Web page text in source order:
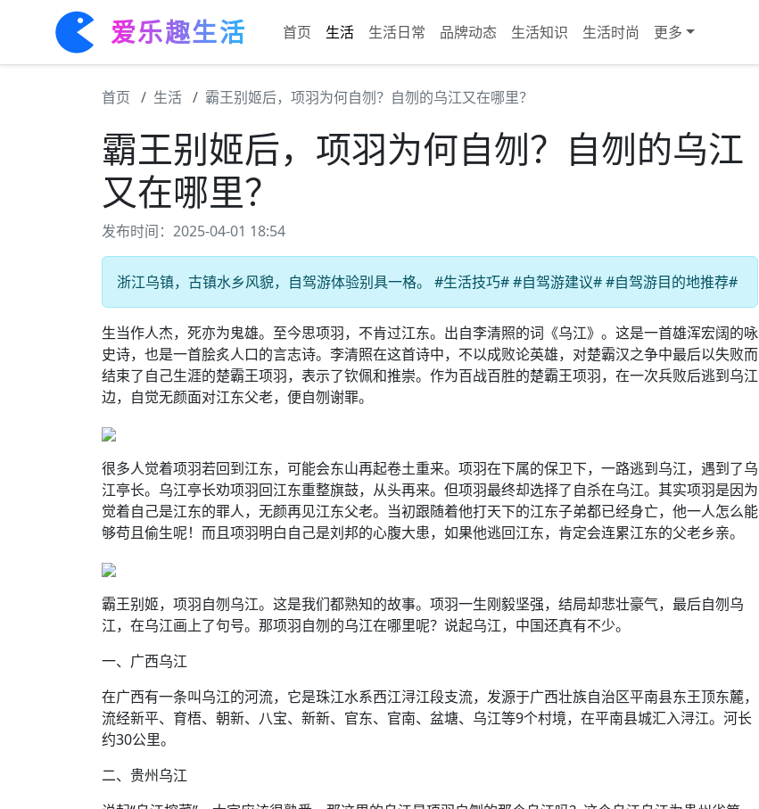
爱乐趣生活 首页 生活 生活日常 品牌动态 生活知识 生活时尚 更多
首页 生活 霸王别姬后，项羽为何自刎？自刎的乌江又在哪里？
霸王别姬后，项羽为何自刎？自刎的乌江
又在哪里？
发布时间：2025-04-01 18:54
浙江乌镇，古镇水乡风貌，自驾游体验别具一格。 #生活技巧# #自驾游建议# #自驾游目的地推荐#
生当作人杰，死亦为鬼雄。至今思项羽，不肯过江东。出自李清照的词《乌江》。这是一首雄浑宏阔的咏
史诗，也是一首脍炙人口的言志诗。李清照在这首诗中，不以成败论英雄，对楚霸汉之争中最后以失败而
结束了自己生涯的楚霸王项羽，表示了钦佩和推崇。作为百战百胜的楚霸王项羽，在一次兵败后逃到乌江
边，自觉无颜面对江东父老，便自刎谢罪。
很多人觉着项羽若回到江东，可能会东山再起卷土重来。项羽在下属的保卫下，一路逃到乌江，遇到了乌
江亭长。乌江亭长劝项羽回江东重整旗鼓，从头再来。但项羽最终却选择了自杀在乌江。其实项羽是因为
觉着自己是江东的罪人，无颜再见江东父老。当初跟随着他打天下的江东子弟都已经身亡，他一人怎么能
够苟且偷生呢！而且项羽明白自己是刘邦的心腹大患，如果他逃回江东，肯定会连累江东的父老乡亲。
霸王别姬，项羽自刎乌江。这是我们都熟知的故事。项羽一生刚毅坚强，结局却悲壮豪气，最后自刎乌
江，在乌江画上了句号。那项羽自刎的乌江在哪里呢？说起乌江，中国还真有不少。
一、广西乌江
在广西有一条叫乌江的河流，它是珠江水系西江浔江段支流，发源于广西壮族自治区平南县东王顶东麓，
流经新平、育梧、朝新、八宝、新新、官东、官南、盆塘、乌江等9个村境，在平南县城汇入浔江。河长
约30公里。
二、贵州乌江